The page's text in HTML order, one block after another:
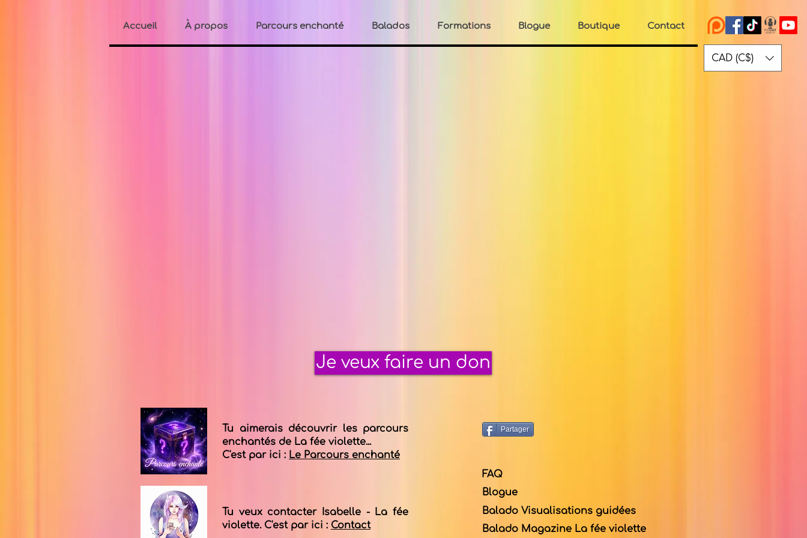
Accueil À propos Parcours enchanté Balados Formations Blogue Boutique Contact
CAD (C$)
Je veux faire un don
Tu aimerais découvrir les parcours
enchantés de La fée violette...
C'est par ici : Le Parcours enchanté
Tu veux contacter Isabelle - La fée
violette. C'est par ici : Contact
Partager
FAQ
Blogue
Balado Visualisations guidées
Balado Magazine La fée violette